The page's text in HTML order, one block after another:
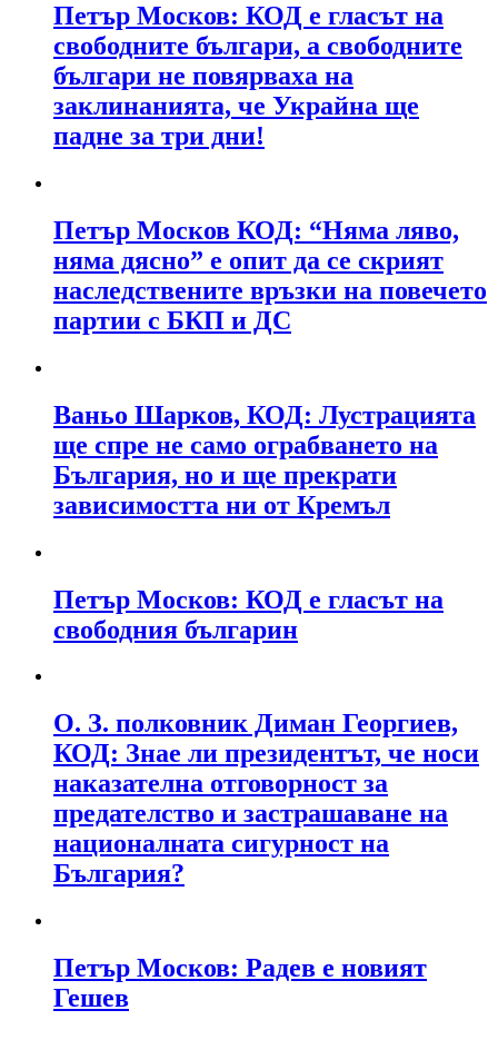
Петър Москов: КОД е гласът на
свободните българи, а свободните
българи не повярваха на
заклинанията, че Украйна ще
падне за три дни!
Петър Москов КОД: “Няма ляво,
няма дясно” е опит да се скрият
наследствените връзки на повечето
партии с БКП и ДС
Ваньо Шарков, КОД: Лустрацията
ще спре не само ограбването на
България, но и ще прекрати
зависимостта ни от Кремъл
Петър Москов: КОД е гласът на
свободния българин
О. З. полковник Диман Георгиев,
КОД: Знае ли президентът, че носи
наказателна отговорност за
предателство и застрашаване на
националната сигурност на
България?
Петър Москов: Радев е новият
Гешев